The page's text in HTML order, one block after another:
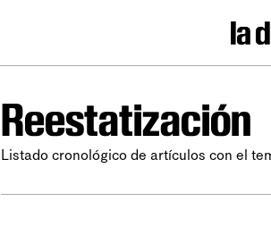
Reestatización
Listado cronológico de artículos con el